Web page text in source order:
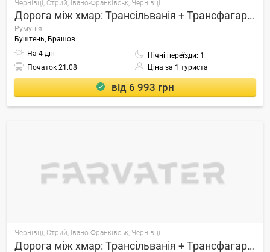
Чернівці, Стрий, Івано-Франківськ, Чернівці
Дорога між хмар: Трансільванія + Трансфагараш» Виїзд з Чернівці
Румунія
Буштень, Брашов
На 4 дні
Нічні переїзди: 1
Початок 21.08 Ціна за 1 туриста
від 6 993 грн
Чернівці, Стрий, Івано-Франківськ, Чернівці
Дорога між хмар: Трансільванія + Трансфагараш» Виїзд з Чернівці